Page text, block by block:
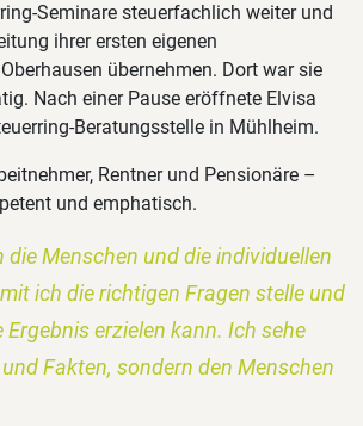
Seminare steuerfachlich weiter und
ihrer ersten eigenen
übernehmen. Dort war sie
Nach einer Pause eröffnete Elvisa
Beratungsstelle in Mühlheim.
Rentner und Pensionäre –
und emphatisch.
die Menschen und die individuellen
ich die richtigen Fragen stelle und
erzielen kann. Ich sehe
Fakten, sondern den Menschen